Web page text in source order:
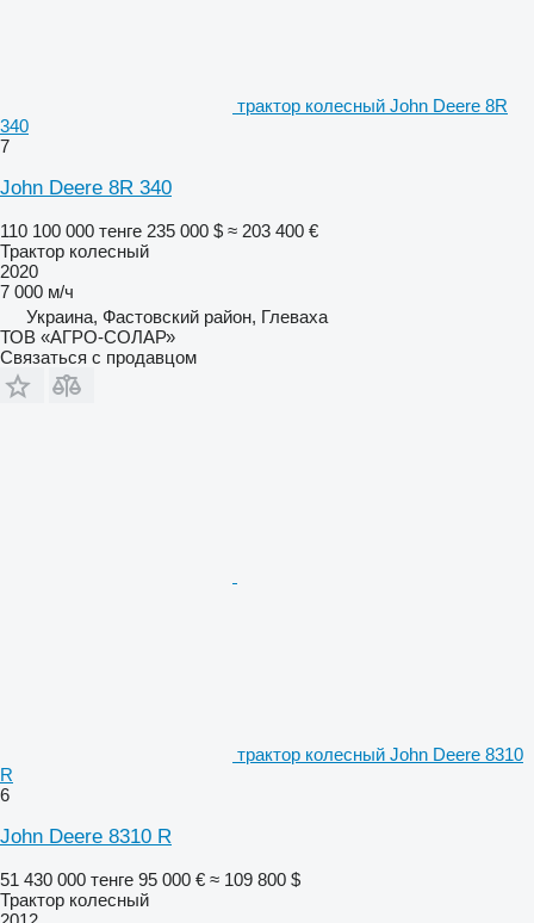
трактор колесный John Deere 8R
340
7
John Deere 8R 340
110 100 000 тенге 235 000 $ ≈ 203 400 €
Трактор колесный
2020
7 000 м/ч
Украина, Фастовский район, Глеваха
ТОВ «АГРО-СОЛАР»
Связаться с продавцом
трактор колесный John Deere 8310
R
6
John Deere 8310 R
51 430 000 тенге 95 000 € ≈ 109 800 $
Трактор колесный